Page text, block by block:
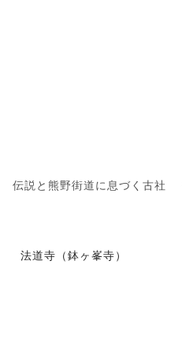
伝説と熊野街道に息づく古社
法道寺（鉢ヶ峯寺）